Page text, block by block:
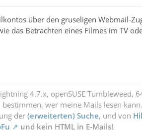
über den gruseligen Webmail-
das Betrachten eines Filmes im TV
4.7.x, openSUSE Tumbleweed,
wer meine Mails lesen kann.
der (erweiterten) Suche, und von
und kein HTML in E-Mails!